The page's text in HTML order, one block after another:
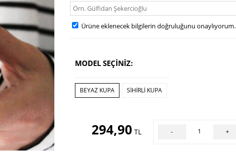
Ürüne eklenecek bilgilerin doğruluğunu onaylıyorum.
MODEL SEÇİNİZ:
BEYAZ KUPA SIHIRLI KUPA
294,90 TL - +